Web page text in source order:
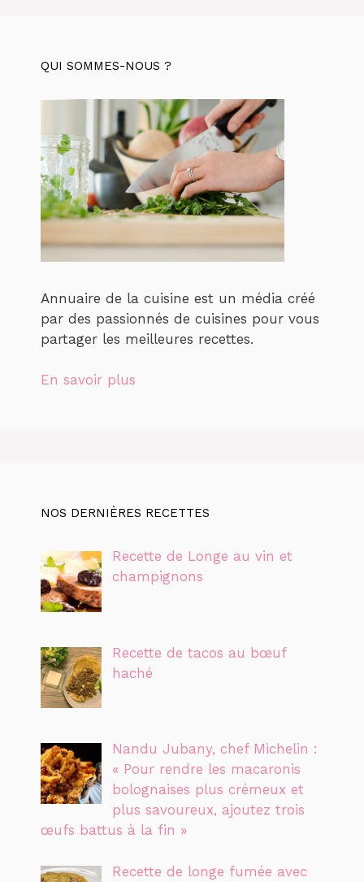
QUI SOMMES-NOUS ?
Annuaire de la cuisine est un média créé
par des passionnés de cuisines pour vous
partager les meilleures recettes.
En savoir plus
NOS DERNIÈRES RECETTES
Recette de Longe au vin et
champignons
Recette de tacos au bœuf
haché
Nandu Jubany, chef Michelin :
« Pour rendre les macaronis
bolognaises plus crémeux et
plus savoureux, ajoutez trois
œufs battus à la fin »
Recette de longe fumée avec